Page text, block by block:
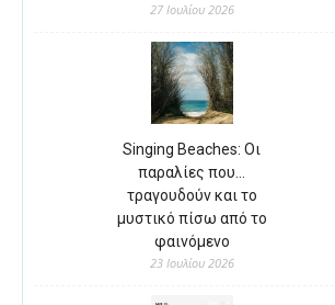
27 Ιουλίου 2026
Singing Beaches: Οι
παραλίες που…
τραγουδούν και το
μυστικό πίσω από το
φαινόμενο
23 Ιουλίου 2026